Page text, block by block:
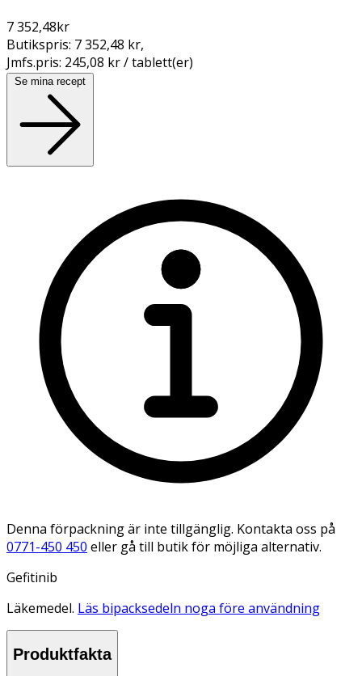
7 352,48kr
Butikspris: 7 352,48 kr,
Jmfs.pris: 245,08 kr / tablett(er)
Se mina recept
Denna förpackning är inte tillgänglig. Kontakta oss på
0771-450 450 eller gå till butik för möjliga alternativ.
Gefitinib
Läkemedel. Läs bipacksedeln noga före användning
Produktfakta